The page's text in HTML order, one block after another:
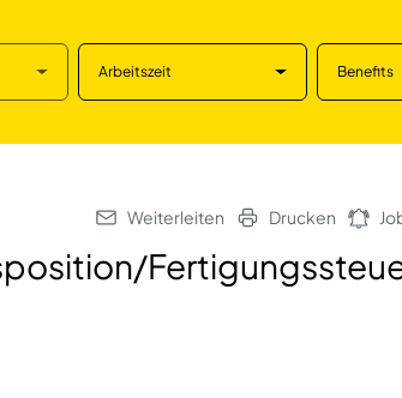
Arbeitszeit Benefits
Weiterleiten Drucken